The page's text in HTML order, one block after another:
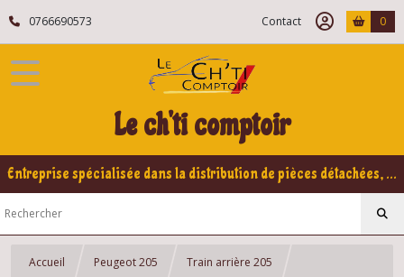
0766690573 Contact 0
Le ch'ti comptoir
Entreprise spécialisée dans la distribution de pièces détachées, refabrication pour voitures Yountimers Peugeot 205 GTI, 309 GTI - GTI16
Accueil Peugeot 205 Train arrière 205